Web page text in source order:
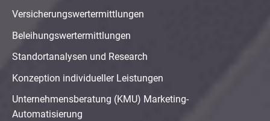
Versicherungswertermittlungen
Beleihungswertermittlungen
Standortanalysen und Research
Konzeption individueller Leistungen
Unternehmensberatung (KMU) Marketing-
Automatisierung